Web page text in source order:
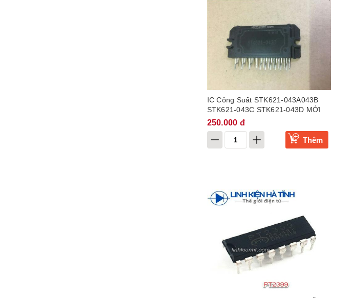
IC Công Suất STK621-043A043B
STK621-043C STK621-043D MỚI
250.000 đ
Thêm